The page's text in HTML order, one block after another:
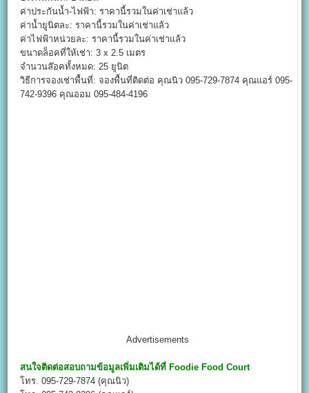
ค่าประกันน้ำ-ไฟฟ้า: ราคานี้รวมในค่าเช่าแล้ว
ค่าน้ำยูนิตละ: ราคานี้รวมในค่าเช่าแล้ว
ค่าไฟฟ้าหน่วยละ: ราคานี้รวมในค่าเช่าแล้ว
ขนาดล็อคที่ให้เช่า: 3 x 2.5 เมตร
จำนวนล๊อคทั้งหมด: 25 ยูนิต
วิธีการจองเช่าพื้นที่: จองพื้นที่ติดต่อ คุณนิว 095-729-7874 คุณแอร์ 095-
742-9396 คุณออม 095-484-4196
Advertisements
สนใจติดต่อสอบถามข้อมูลเพิ่มเติมได้ที่ Foodie Food Court
โทร. 095-729-7874 (คุณนิว)